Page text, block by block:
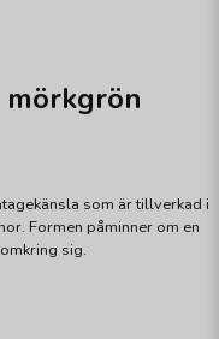
som är tillverkad i
Formen påminner om en
sig.